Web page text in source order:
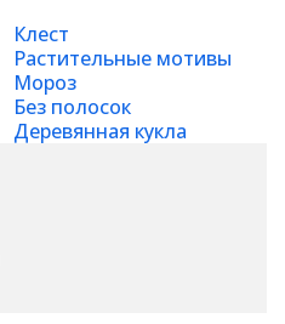
Клест
Растительные мотивы
Мороз
Без полосок
Деревянная кукла